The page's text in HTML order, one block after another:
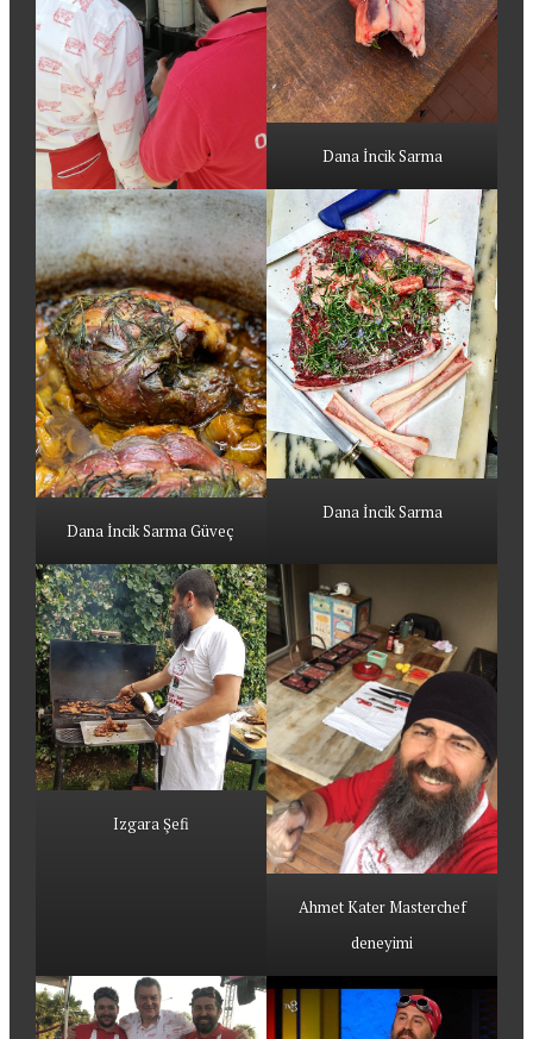
Dana İncik Sarma
Dana İncik Sarma Güveç
Dana İncik Sarma
Izgara Şefi
Ahmet Kater Masterchef
deneyimi